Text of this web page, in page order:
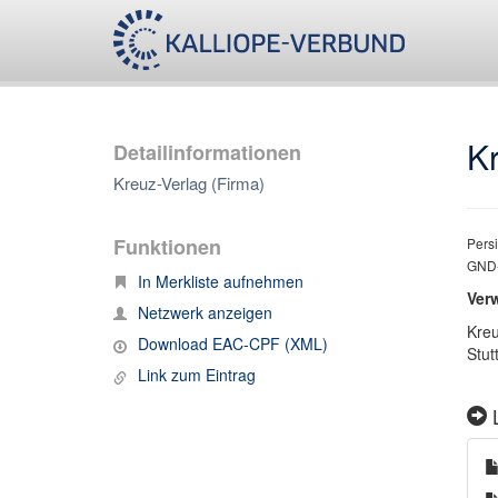
Detailinformationen
Kreuz-Verlag (Firma)
Funktionen
In Merkliste aufnehmen
Netzwerk anzeigen
Download EAC-CPF (XML)
Link zum Eintrag